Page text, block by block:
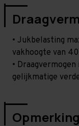
• Jukbelasting
vakhoogte van
•
gelijkmatige